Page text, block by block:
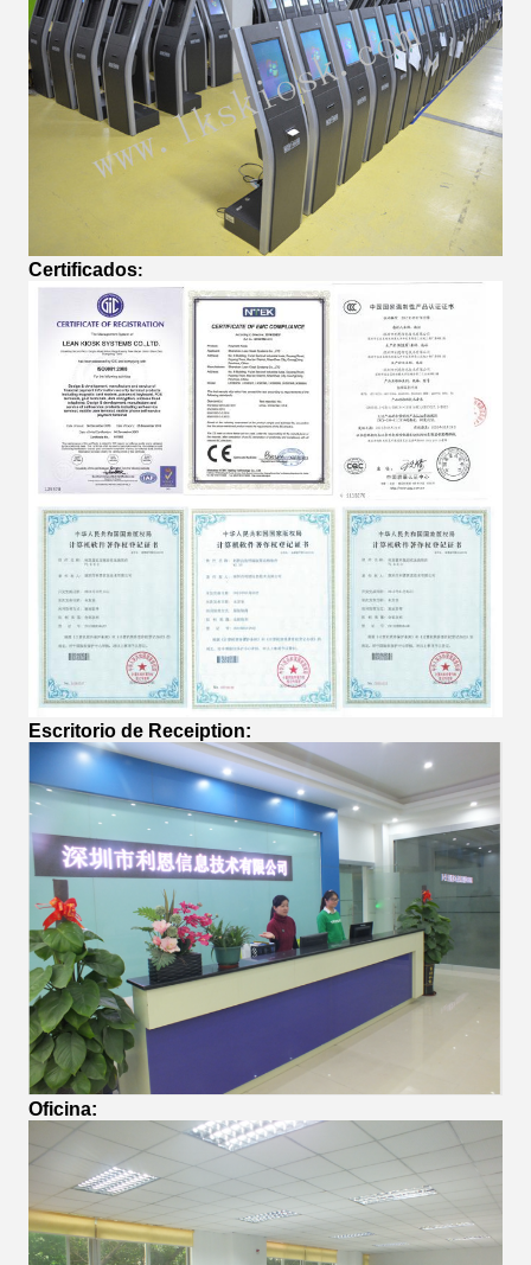
Certificados:
Escritorio de Receiption:
Oficina: